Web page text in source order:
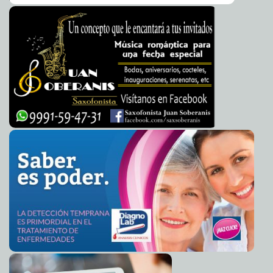
Borges
2020-12-04 09:20:17 AMLO pide a ciudadanos quedarse en casa durante
fiestas decembrinas A7
2020-12-03 16:16:21 El Ayuntamiento realiza un trabajo constante para
fortalecer la seguridad en Mérida, asegura el alcalde Renán Barrera
Concha Laura Aldama
2020-12-03 14:15:29 Dióxido de Cloro, antídoto efectivo contra COVID-19
2020-12-02 13:43:12 Desaparece un millón de negocios en 17 meses: INEGI
Juan Francisco del Toral
2020-12-02 07:24:13 Profeco alerta nuevamente sobre riesgos de comprar
boletos de avión de Interjet Carmen Alicia Briceño Sánchez
Reino Unido es el primer país que aprueba la vacuna
Jorge Armando León Borges
2020-12-02 06:28:05 Mérida inicia oficialmente la temporada navideña con el
encendido del árbol del remate de Paseo de Montejo Kamila López
2020-12-02 06:21:30 México otra vez por encima de las 800 muertes diarias
por COVID-19; inicia diciembre con más de 106 mil defunciones A7
2020-11-30 20:50:06 Realizan en Yucatán ensayos clínicos globales de
vacuna contra el Coronavirus Laura Aldama
2020-11-30 19:30:20 El Ayuntamiento pone en marcha el Operativo
Decembrino 2020, en el que participarán 400 elementos de la Policía
Municipal Jorge Armando León Borges
2020-11-30 19:26:35 Cumple diputada Cecilia Patrón con los yucatecos